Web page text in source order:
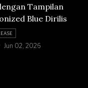
Tampilan
Blue Dirilis
Jun 02, 2026